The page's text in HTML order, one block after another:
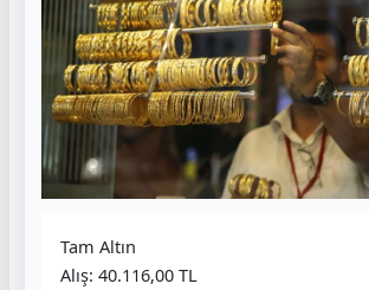
Tam Altın
Alış: 40.116,00 TL